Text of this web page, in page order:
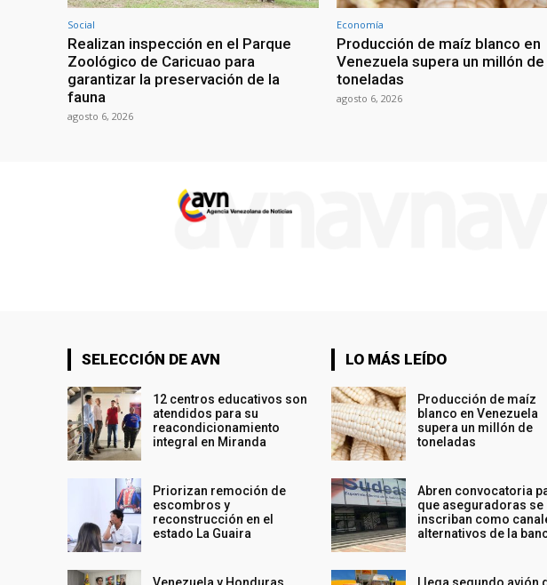
Social
Realizan inspección en el Parque
Zoológico de Caricuao para
garantizar la preservación de la
fauna
agosto 6, 2026
Economía
Producción de maíz blanco en
Venezuela supera un millón de
toneladas
agosto 6, 2026
SELECCIÓN DE AVN
12 centros educativos son
atendidos para su
reacondicionamiento
integral en Miranda
Priorizan remoción de
escombros y
reconstrucción en el
estado La Guaira
LO MÁS LEÍDO
Producción de maíz
blanco en Venezuela
supera un millón de
toneladas
Abren convocatoria
que aseguradoras se
inscriban como
alternativos de la